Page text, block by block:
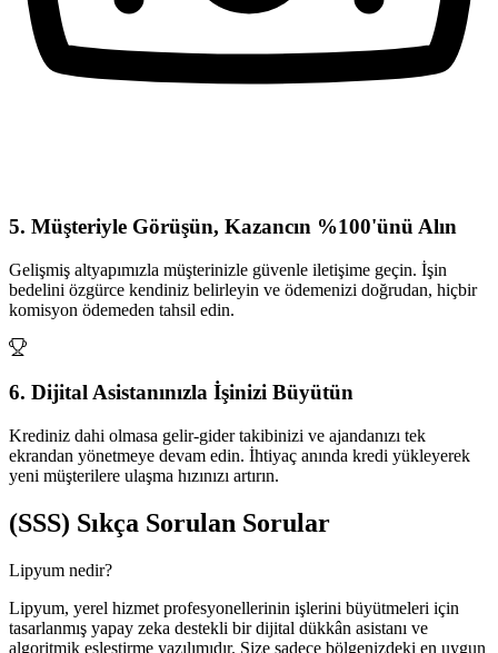
5. Müşteriyle Görüşün, Kazancın %100'ünü Alın
Gelişmiş altyapımızla müşterinizle güvenle iletişime geçin. İşin
bedelini özgürce kendiniz belirleyin ve ödemenizi doğrudan, hiçbir
komisyon ödemeden tahsil edin.
6. Dijital Asistanınızla İşinizi Büyütün
Krediniz dahi olmasa gelir-gider takibinizi ve ajandanızı tek
ekrandan yönetmeye devam edin. İhtiyaç anında kredi yükleyerek
yeni müşterilere ulaşma hızınızı artırın.
(SSS) Sıkça Sorulan Sorular
Lipyum nedir?
Lipyum, yerel hizmet profesyonellerinin işlerini büyütmeleri için
tasarlanmış yapay zeka destekli bir dijital dükkân asistanı ve
algoritmik eşleştirme yazılımıdır. Size sadece bölgenizdeki en uygun